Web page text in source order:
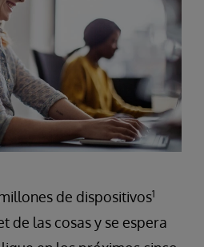
de dispositivos1
de las cosas y se espera